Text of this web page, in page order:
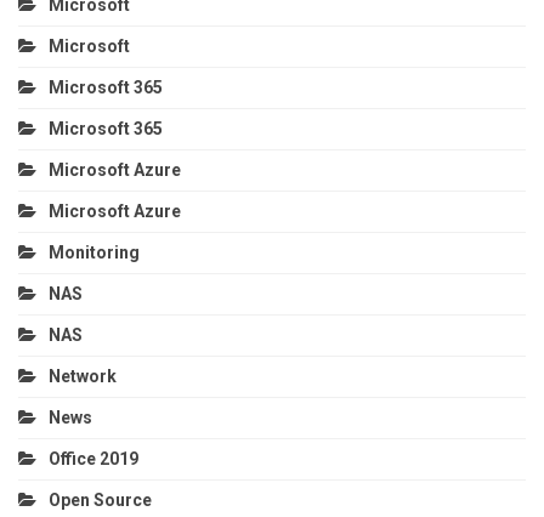
Microsoft
Microsoft
Microsoft 365
Microsoft 365
Microsoft Azure
Microsoft Azure
Monitoring
NAS
NAS
Network
News
Office 2019
Open Source